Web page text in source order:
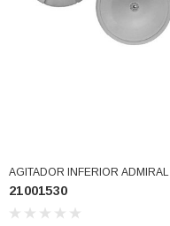
AGITADOR INFERIOR ADMIRAL
MAYTAG 35-5682 (21001530)
21001530